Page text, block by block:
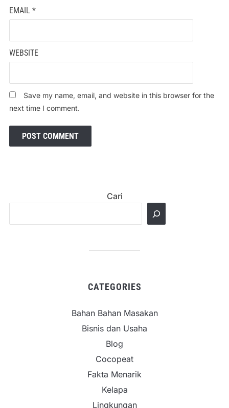
EMAIL *
WEBSITE
Save my name, email, and website in this browser for the
next time I comment.
Cari
CATEGORIES
Bahan Bahan Masakan
Bisnis dan Usaha
Blog
Cocopeat
Fakta Menarik
Kelapa
Lingkungan